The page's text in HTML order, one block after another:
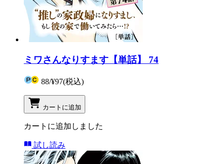
ミワさんなりすます【単話】 74
88/¥97(税込)
カートに追加
カートに追加しました
試し読み